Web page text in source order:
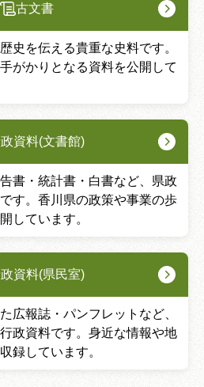
古文書
史を伝える貴重な史料です。
がかりとなる資料を公開して
資料(文書館)
書・統計書・白書など、県政
す。香川県の政策や事業の歩
しています。
資料(県民室)
広報誌・パンフレットなど、
政資料です。身近な情報や地
録しています。